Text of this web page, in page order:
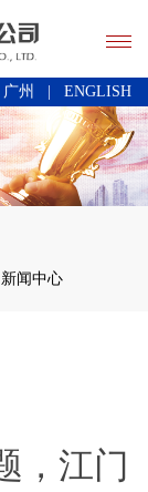
广州 ENGLISH
新闻中心
，江门